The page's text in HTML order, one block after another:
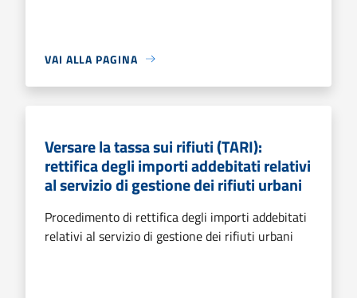
VAI ALLA PAGINA
Versare la tassa sui rifiuti (TARI):
rettifica degli importi addebitati relativi
al servizio di gestione dei rifiuti urbani
Procedimento di rettifica degli importi addebitati
relativi al servizio di gestione dei rifiuti urbani